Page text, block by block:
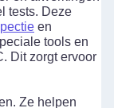
tests. Deze
en
tools en
Dit zorgt ervoor
Ze helpen